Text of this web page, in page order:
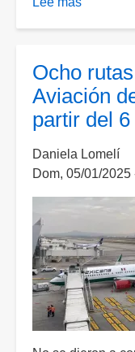
de
Aviación
por
una
Ocho
Aviación
partir del
Daniela Lomelí
Dom, 05/01/2025